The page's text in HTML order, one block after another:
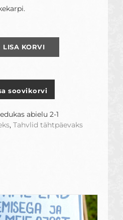
LISA KORVI
soovikorvi
abielu 2-1
, Tahvlid tähtpäevaks